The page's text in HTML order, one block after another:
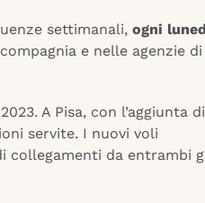
settimanali, ogni
e nelle agenzie di
A Pisa, con l’aggiunta di
servite. I nuovi voli
collegamenti da entrambi